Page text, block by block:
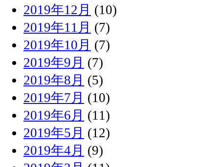
2019年12月 (10)
2019年11月 (7)
2019年10月 (7)
2019年9月 (7)
2019年8月 (5)
2019年7月 (10)
2019年6月 (11)
2019年5月 (12)
2019年4月 (9)